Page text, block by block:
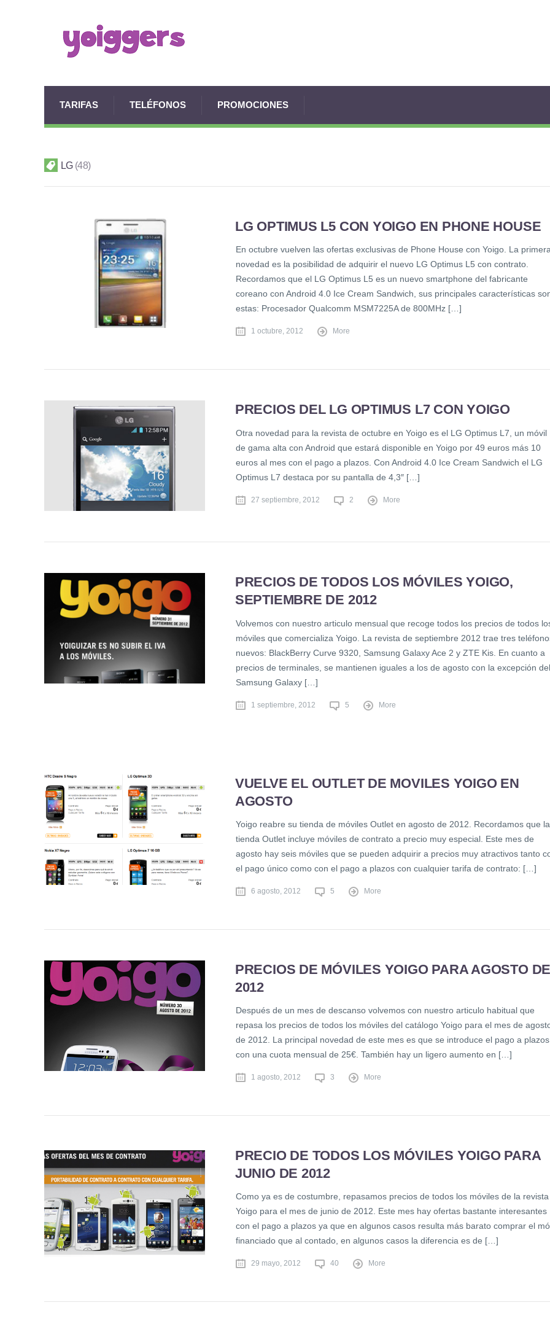
TARIFAS TELÉFONOS PROMOCIONES
LG 48
LG OPTIMUS L5 CON YOIGO EN PHONE HOUSE
En octubre vuelven las ofertas exclusivas de Phone House con Yoigo. La
novedad es la posibilidad de adquirir el nuevo LG Optimus L5 con contrato.
Recordamos que el LG Optimus L5 es un nuevo smartphone del fabricante
coreano con Android 4.0 Ice Cream Sandwich, sus principales características
estas: Procesador Qualcomm MSM7225A de 800MHz […]
1 octubre, 2012 More
PRECIOS DEL LG OPTIMUS L7 CON YOIGO
Otra novedad para la revista de octubre en Yoigo es el LG Optimus L7, un móvil
de gama alta con Android que estará disponible en Yoigo por 49 euros más 10
euros al mes con el pago a plazos. Con Android 4.0 Ice Cream Sandwich el LG
Optimus L7 destaca por su pantalla de 4,3″ […]
27 septiembre, 2012 2 More
PRECIOS DE TODOS LOS MÓVILES YOIGO,
SEPTIEMBRE DE 2012
Volvemos con nuestro articulo mensual que recoge todos los precios de todos
móviles que comercializa Yoigo. La revista de septiembre 2012 trae tres
nuevos: BlackBerry Curve 9320, Samsung Galaxy Ace 2 y ZTE Kis. En cuanto a
precios de terminales, se mantienen iguales a los de agosto con la excepción del
Samsung Galaxy […]
1 septiembre, 2012 5 More
VUELVE EL OUTLET DE MOVILES YOIGO EN
AGOSTO
Yoigo reabre su tienda de móviles Outlet en agosto de 2012. Recordamos que la
tienda Outlet incluye móviles de contrato a precio muy especial. Este mes de
agosto hay seis móviles que se pueden adquirir a precios muy atractivos tanto
el pago único como con el pago a plazos con cualquier tarifa de contrato: […]
6 agosto, 2012 5 More
PRECIOS DE MÓVILES YOIGO PARA AGOSTO
2012
Después de un mes de descanso volvemos con nuestro articulo habitual que
repasa los precios de todos los móviles del catálogo Yoigo para el mes de
de 2012. La principal novedad de este mes es que se introduce el pago a plazos
con una cuota mensual de 25€. También hay un ligero aumento en […]
1 agosto, 2012 3 More
PRECIO DE TODOS LOS MÓVILES YOIGO PARA
JUNIO DE 2012
Como ya es de costumbre, repasamos precios de todos los móviles de la revista
Yoigo para el mes de junio de 2012. Este mes hay ofertas bastante interesantes
con el pago a plazos ya que en algunos casos resulta más barato comprar el
financiado que al contado, en algunos casos la diferencia es de […]
29 mayo, 2012 40 More